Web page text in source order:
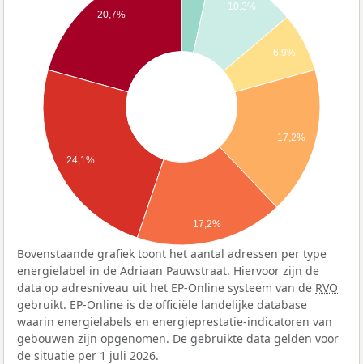
10,3%
6,9%
17,2%
20,7%
24,1%
17,2%
Bovenstaande grafiek toont het aantal adressen per type
energielabel in de Adriaan Pauwstraat. Hiervoor zijn de
data op adresniveau uit het EP-Online systeem van de RVO
gebruikt. EP-Online is de officiële landelijke database
waarin energielabels en energieprestatie-indicatoren van
gebouwen zijn opgenomen. De gebruikte data gelden voor
de situatie per 1 juli 2026.